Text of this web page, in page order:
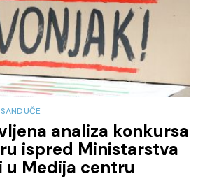
analiza konkursa
ispred Ministarstva
u Medija centru
SANDUČE